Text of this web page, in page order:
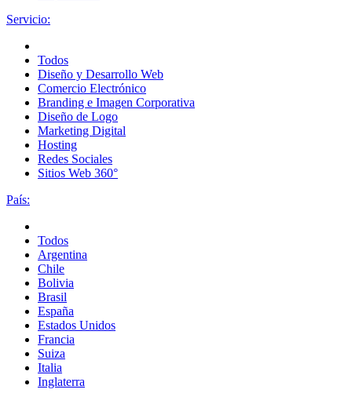
Servicio:
Todos
Diseño y Desarrollo Web
Comercio Electrónico
Branding e Imagen Corporativa
Diseño de Logo
Marketing Digital
Hosting
Redes Sociales
Sitios Web 360°
País:
Todos
Argentina
Chile
Bolivia
Brasil
España
Estados Unidos
Francia
Suiza
Italia
Inglaterra